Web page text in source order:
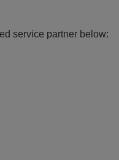
service partner below: